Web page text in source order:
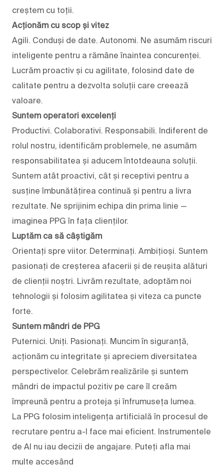
creștem cu toții.
Acționăm cu scop și vitez
Agili. Conduși de date. Autonomi. Ne asumăm riscuri
inteligente pentru a rămâne înaintea concurenței.
Lucrăm proactiv și cu agilitate, folosind date de
calitate pentru a dezvolta soluții care creează
valoare.
Suntem operatori excelenți
Productivi. Colaborativi. Responsabili. Indiferent de
rolul nostru, identificăm problemele, ne asumăm
responsabilitatea și aducem întotdeauna soluții.
Suntem atât proactivi, cât și receptivi pentru a
susține îmbunătățirea continuă și pentru a livra
rezultate. Ne sprijinim echipa din prima linie —
imaginea PPG în fața clienților.
Luptăm ca să câștigăm
Orientați spre viitor. Determinați. Ambițioși. Suntem
pasionați de creșterea afacerii și de reușita alături
de clienții noștri. Livrăm rezultate, adoptăm noi
tehnologii și folosim agilitatea și viteza ca puncte
forte.
Suntem mândri de PPG
Puternici. Uniți. Pasionați. Muncim în siguranță,
acționăm cu integritate și apreciem diversitatea
perspectivelor. Celebrăm realizările și suntem
mândri de impactul pozitiv pe care îl creăm
împreună pentru a proteja și înfrumuseța lumea.
La PPG folosim inteligența artificială în procesul de
recrutare pentru a-l face mai eficient. Instrumentele
de AI nu iau decizii de angajare. Puteți afla mai
multe accesând